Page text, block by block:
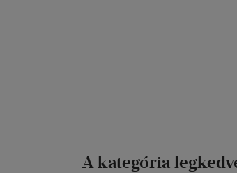
A kategória